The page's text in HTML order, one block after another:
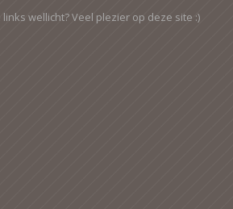
wellicht? Veel plezier op deze site :)